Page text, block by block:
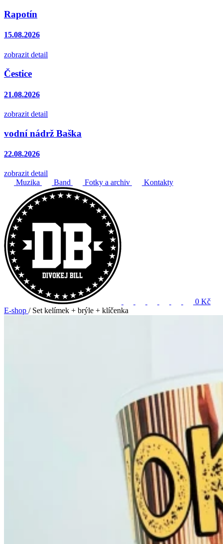
Rapotín
15.08.2026
zobrazit detail
Čestice
21.08.2026
zobrazit detail
vodní nádrž Baška
22.08.2026
zobrazit detail
Muzika
Band Fotky a archiv Kontakty
0 Kč
E-shop / Set kelímek + brýle + klíčenka